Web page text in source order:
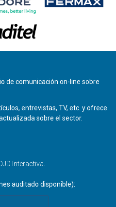
de comunicación on-line sobre
entrevistas, TV, etc. y ofrece
sobre el sector.
Interactiva.
auditado disponible):